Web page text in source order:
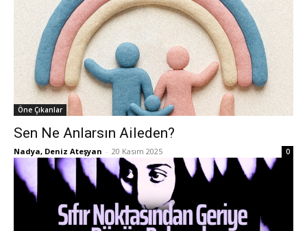
Öne Çıkanlar
Sen Ne Anlarsın Aileden?
Nadya, Deniz Ateşyan - 20 Kasım 2025 0